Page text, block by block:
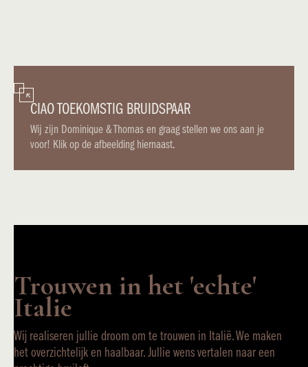
CIAO TOEKOMSTIG BRUIDSPAAR
Wij zijn Dominique & Thomas en graag stellen we ons aan je
voor! Klik op de afbeelding hiernaast.
Trouwen in het 'echte'
Italie
Wij realiseren jullie droom om te trouwen in Italië. We maken
het overzichtelijk en haalbaar. Jullie wens vertalen naar een